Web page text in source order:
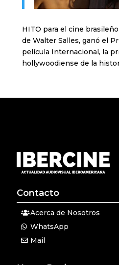
HITO para el cine brasileño
de Walter Salles, ganó el
película Internacional, la
hollywoodiense de la
Contacto
Acerca de Nosotros
WhatsApp
Mail